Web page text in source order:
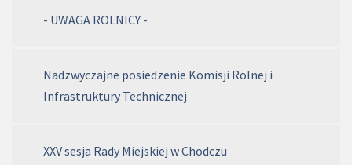
- UWAGA ROLNICY -
Nadzwyczajne posiedzenie Komisji Rolnej i
Infrastruktury Technicznej
XXV sesja Rady Miejskiej w Chodczu